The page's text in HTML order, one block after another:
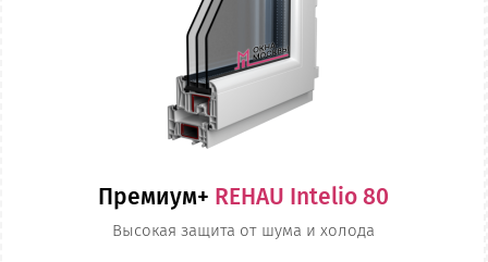
Премиум+ REHAU Intelio 80
Высокая защита от шума и холода